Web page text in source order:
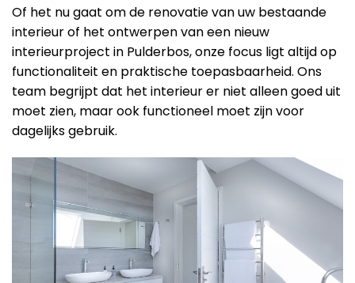
Of het nu gaat om de renovatie van uw bestaande
interieur of het ontwerpen van een nieuw
interieurproject in Pulderbos, onze focus ligt altijd op
functionaliteit en praktische toepasbaarheid. Ons
team begrijpt dat het interieur er niet alleen goed uit
moet zien, maar ook functioneel moet zijn voor
dagelijks gebruik.